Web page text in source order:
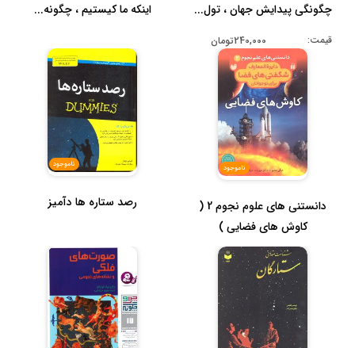
چگونگی پیدایش جهان ، تول...
قیمت: 240,000تومان
اینکه ما کیستیم ، چگونه...
ناموجود
دانستنی های علوم نجوم 2 (
کاوش های فضایی )
ناموجود
رصد ستاره ها دآمیز